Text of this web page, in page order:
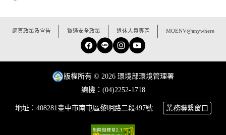
網頁政策及宣告 資通安全政策 退休人員專區 MOENV@anywhere
Facebook
LineInstagram
YouTube
版權所有 © 2026 環境部環境管理署
總機：(04)2252-1718
地址：408281臺中市南屯區黎明路二段497號 業務聯繫窗口